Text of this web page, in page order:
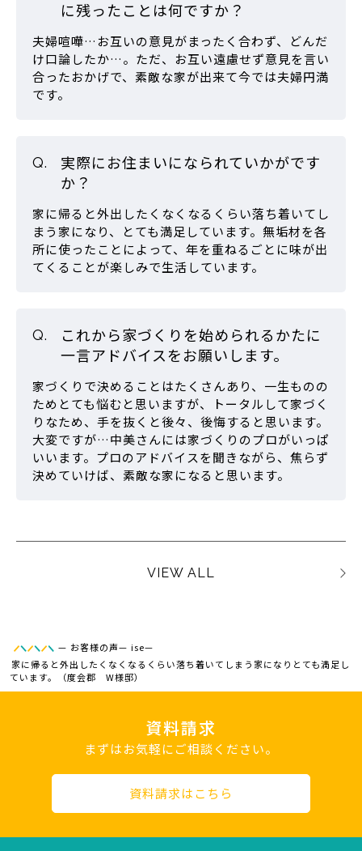
に残ったことは何ですか？
夫婦喧嘩…お互いの意見がまったく合わず、どんだ
け口論したか…。ただ、お互い遠慮せず意見を言い
合ったおかげで、素敵な家が出来て今では夫婦円満
です。
実際にお住まいになられていかがです
か？
家に帰ると外出したくなくなるくらい落ち着いてし
まう家になり、とても満足しています。無垢材を各
所に使ったことによって、年を重ねるごとに味が出
てくることが楽しみで生活しています。
これから家づくりを始められるかたに
一言アドバイスをお願いします。
家づくりで決めることはたくさんあり、一生ものの
ためとても悩むと思いますが、トータルして家づく
りなため、手を抜くと後々、後悔すると思います。
大変ですが…中美さんには家づくりのプロがいっぱ
いいます。プロのアドバイスを聞きながら、焦らず
決めていけば、素敵な家になると思います。
VIEW ALL
— お客様の声— ise—
家に帰ると外出したくなくなるくらい落ち着いてしまう家になりとても満足し
ています。（度会郡 W様邸）
資料請求
まずはお気軽にご相談ください。
資料請求はこちら